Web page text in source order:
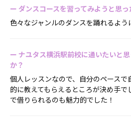
ー ダンスコースを習ってみようと思
色々なジャンルのダンスを踊れるよう
ー ナユタス横浜駅前校に通いたいと
か？
個人レッスンなので、自分のペース
的に教えてもらえるところが決め手
で借りられるのも魅力的でした！